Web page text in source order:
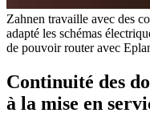
Zahnen travaille avec des
adapté les schémas
de pouvoir router avec
Continuité des
à la mise en